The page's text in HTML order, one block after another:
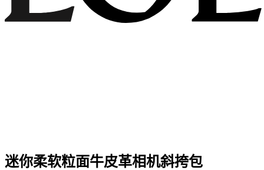
迷你柔软粒面牛皮革相机斜挎包